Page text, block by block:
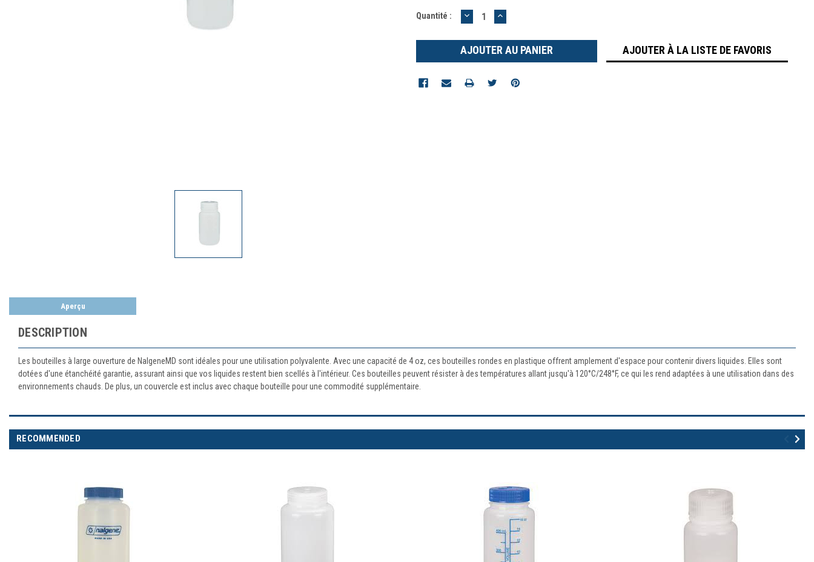
Quantité : DIMINUER
LA
:
AUGMENTER
LA
:
AJOUTER À LA LISTE DE FAVORIS
Aperçu
DESCRIPTION
Les bouteilles à large ouverture de NalgeneMD sont idéales pour une utilisation polyvalente. Avec une capacité de 4 oz, ces bouteilles rondes en plastique offrent amplement d'espace pour contenir divers liquides. Elles sont
dotées d'une étanchéité garantie, assurant ainsi que vos liquides restent bien scellés à l'intérieur. Ces bouteilles peuvent résister à des températures allant jusqu'à 120°C/248°F, ce qui les rend adaptées à une utilisation dans des
environnements chauds. De plus, un couvercle est inclus avec chaque bouteille pour une commodité supplémentaire.
RECOMMENDED